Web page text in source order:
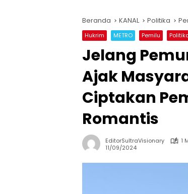
Beranda KANAL Politika
Hukrim METRO Pemilu
Jelang
Ajak
Ciptakan
Romantis
EditorSultraVisionary
1
11/09/2024